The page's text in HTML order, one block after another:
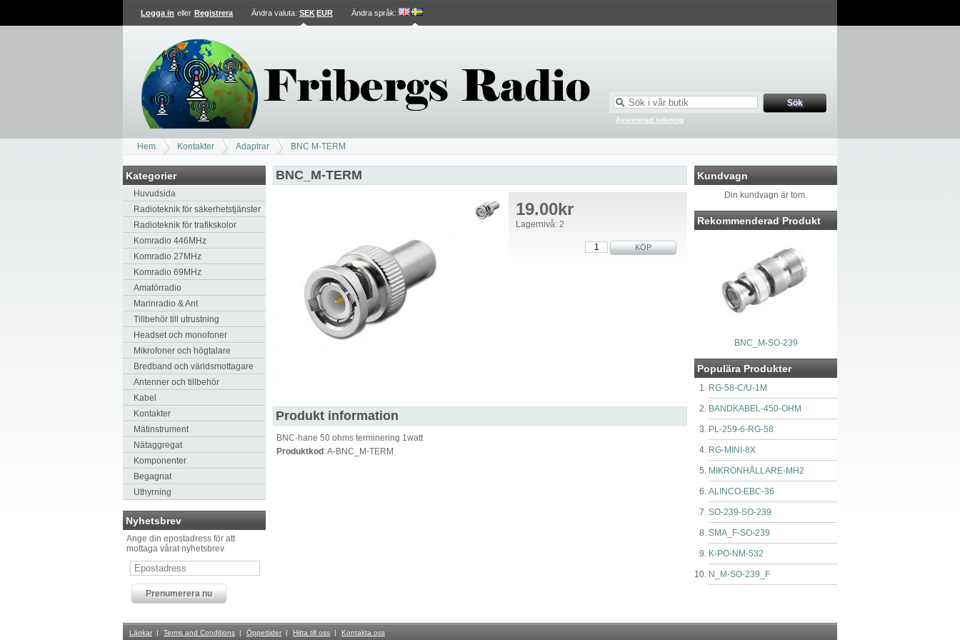
Logga in eller Registrera Ändra valuta: SEKEUR Ändra språk:
Avancerad sökning
Hem Kontakter Adaptrar BNC M-TERM
Kategorier
Huvudsida
Radioteknik för säkerhetstjänster
Radioteknik för trafikskolor
Komradio 446MHz
Komradio 27MHz
Komradio 69MHz
Amatörradio
Marinradio & Ant
Tillbehör till utrustning
Headset och monofoner
Mikrofoner och högtalare
Bredband och världsmottagare
Antenner och tillbehör
Kabel
Kontakter
Mätinstrument
Nätaggregat
Komponenter
Begagnat
Uthyrning
Nyhetsbrev
Ange din epostadress för att
mottaga vårat nyhetsbrev
Kundvagn
Din kundvagn är tom.
Rekommenderad Produkt
BNC_M-SO-239
Populära Produkter
RG-58-C/U-1M
BANDKABEL-450-OHM
PL-259-6-RG-58
RG-MINI-8X
MIKRONHÅLLARE-MH2
ALINCO-EBC-36
SO-239-SO-239
SMA_F-SO-239
K-PO-NM-532
N_M-SO-239_F
BNC_M-TERM
19.00kr
Lagernivå: 2
Produkt information
BNC-hane 50 ohms terminering 1watt
Produktkod : A-BNC_M-TERM
Länkar Terms and Conditions Öppettider Hitta till oss Kontakta oss